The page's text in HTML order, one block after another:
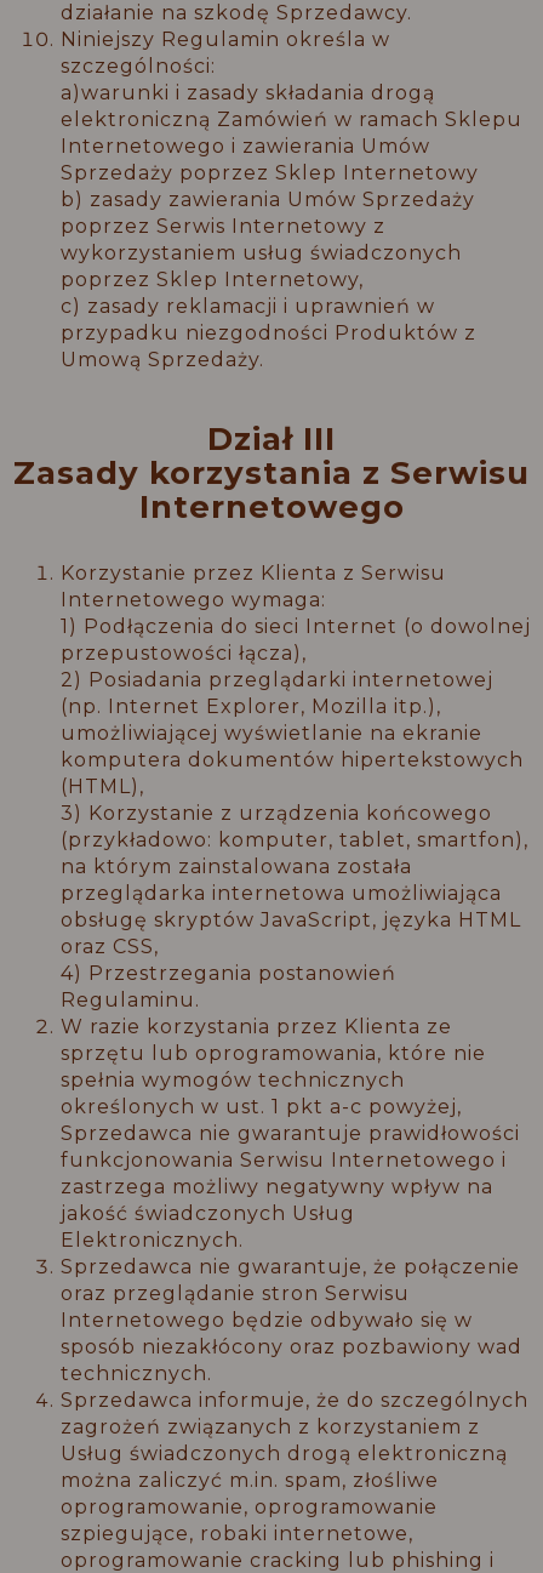
działanie na szkodę Sprzedawcy.
Niniejszy Regulamin określa w
szczególności:
a)warunki i zasady składania drogą
elektroniczną Zamówień w ramach Sklepu
Internetowego i zawierania Umów
Sprzedaży poprzez Sklep Internetowy
b) zasady zawierania Umów Sprzedaży
poprzez Serwis Internetowy z
wykorzystaniem usług świadczonych
poprzez Sklep Internetowy,
c) zasady reklamacji i uprawnień w
przypadku niezgodności Produktów z
Umową Sprzedaży.
Dział III
Zasady korzystania z Serwisu
Internetowego
Korzystanie przez Klienta z Serwisu
Internetowego wymaga:
1) Podłączenia do sieci Internet (o dowolnej
przepustowości łącza),
2) Posiadania przeglądarki internetowej
(np. Internet Explorer, Mozilla itp.),
umożliwiającej wyświetlanie na ekranie
komputera dokumentów hipertekstowych
(HTML),
3) Korzystanie z urządzenia końcowego
(przykładowo: komputer, tablet, smartfon),
na którym zainstalowana została
przeglądarka internetowa umożliwiająca
obsługę skryptów JavaScript, języka HTML
oraz CSS,
4) Przestrzegania postanowień
Regulaminu.
W razie korzystania przez Klienta ze
sprzętu lub oprogramowania, które nie
spełnia wymogów technicznych
określonych w ust. 1 pkt a-c powyżej,
Sprzedawca nie gwarantuje prawidłowości
funkcjonowania Serwisu Internetowego i
zastrzega możliwy negatywny wpływ na
jakość świadczonych Usług
Elektronicznych.
Sprzedawca nie gwarantuje, że połączenie
oraz przeglądanie stron Serwisu
Internetowego będzie odbywało się w
sposób niezakłócony oraz pozbawiony wad
technicznych.
Sprzedawca informuje, że do szczególnych
zagrożeń związanych z korzystaniem z
Usług świadczonych drogą elektroniczną
można zaliczyć m.in. spam, złośliwe
oprogramowanie, oprogramowanie
szpiegujące, robaki internetowe,
oprogramowanie cracking lub phishing i